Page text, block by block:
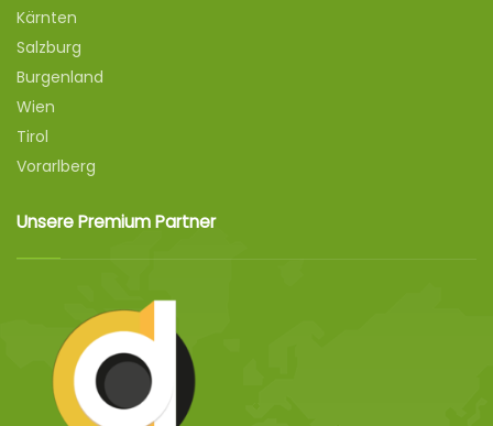
Kärnten
Salzburg
Burgenland
Wien
Tirol
Vorarlberg
Unsere Premium Partner